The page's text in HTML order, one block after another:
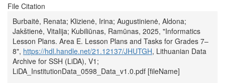
File Citation
Burbaitė, Renata; Klizienė, Irina; Augustinienė, Aldona;
Jakštienė, Vitalija; Kubiliūnas, Ramūnas, 2025, "Informatics
Lesson Plans. Area E. Lesson Plans and Tasks for Grades 7–
8", https://hdl.handle.net/21.12137/JHUTGH, Lithuanian Data
Archive for SSH (LiDA), V1;
LiDA_InstitutionData_0598_Data_v1.0.pdf [fileName]